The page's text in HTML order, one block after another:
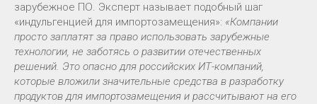
зарубежное ПО. Эксперт называет подобный шаг
«индульгенцией для импортозамещения»: «Компании
просто заплатят за право использовать зарубежные
технологии, не заботясь о развитии отечественных
решений. Это опасно для российских ИТ-компаний,
которые вложили значительные средства в разработку
продуктов для импортозамещения и рассчитывают на его